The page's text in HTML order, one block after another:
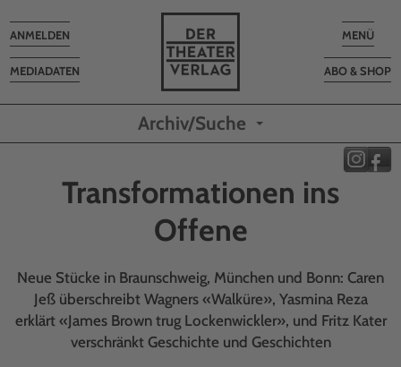
Toggle
MENÜ
ABO & SHOP
MEDIADATEN
Toggle
navigation
ANMELDEN
Archiv/Suche
Transformationen ins
Offene
Neue Stücke in Braunschweig, München und Bonn: Caren
Jeß überschreibt Wagners «Walküre», Yasmina Reza
erklärt «James Brown trug Lockenwickler», und Fritz Kater
verschränkt Geschichte und Geschichten